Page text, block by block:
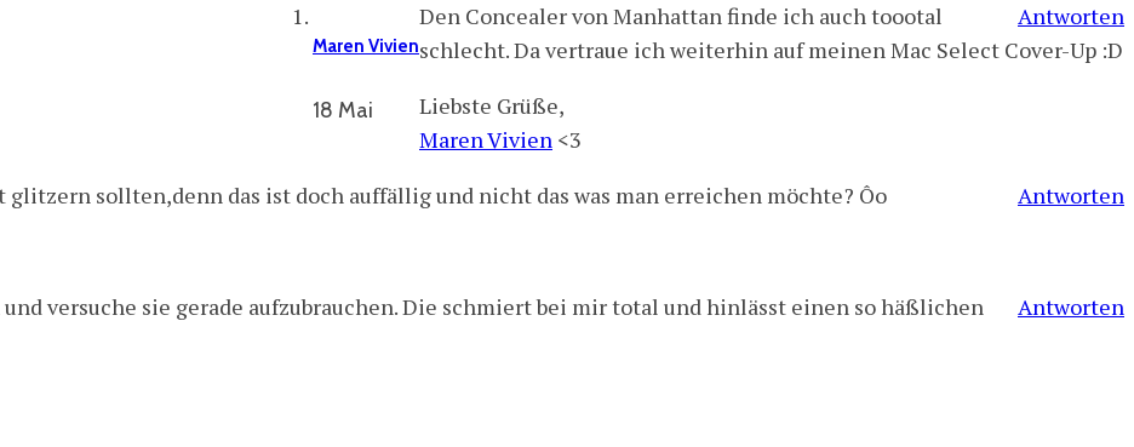
Maren Vivien
18 Mai
Antworten
Den Concealer von Manhattan finde ich auch toootal
schlecht. Da vertraue ich weiterhin auf meinen Mac Select Cover-Up :D
Liebste Grüße,
Maren Vivien <3
Antworten
sollten,denn das ist doch auffällig und nicht das was man erreichen möchte? Ôo
Antworten
versuche sie gerade aufzubrauchen. Die schmiert bei mir total und hinlässt einen so häßlichen